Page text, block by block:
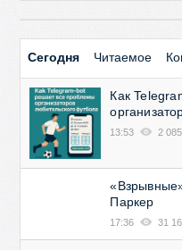
Сегодня Читаемое
Как
13:53 2 085
Паркер
17:36 31